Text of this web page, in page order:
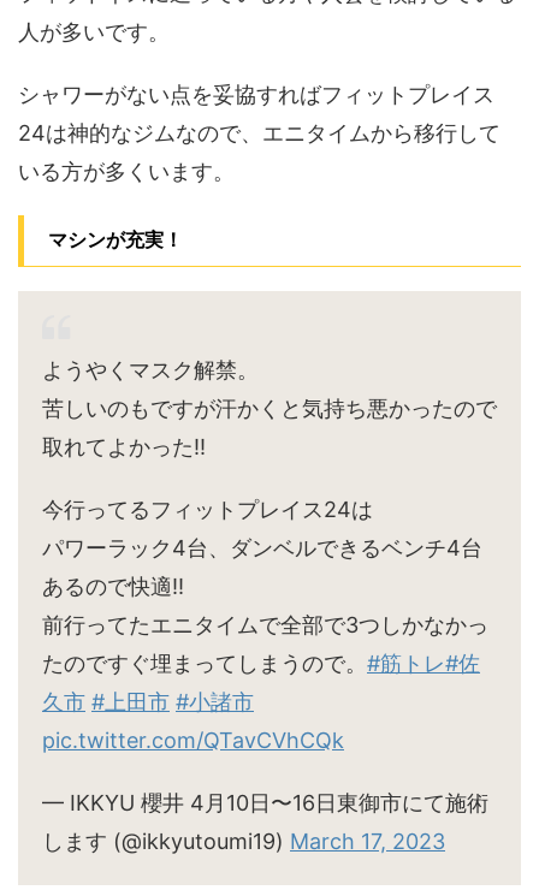
人が多いです。
シャワーがない点を妥協すればフィットプレイス
24は神的なジムなので、エニタイムから移行して
いる方が多くいます。
マシンが充実！
ようやくマスク解禁。
苦しいのもですが汗かくと気持ち悪かったので
取れてよかった‼︎
今行ってるフィットプレイス24は
パワーラック4台、ダンベルできるベンチ4台
あるので快適‼︎
前行ってたエニタイムで全部で3つしかなかっ
たのですぐ埋まってしまうので。 #筋トレ#佐
久市 #上田市 #小諸市
pic.twitter.com/QTavCVhCQk
— IKKYU 櫻井 4月10日〜16日東御市にて施術
します (@ikkyutoumi19) March 17, 2023